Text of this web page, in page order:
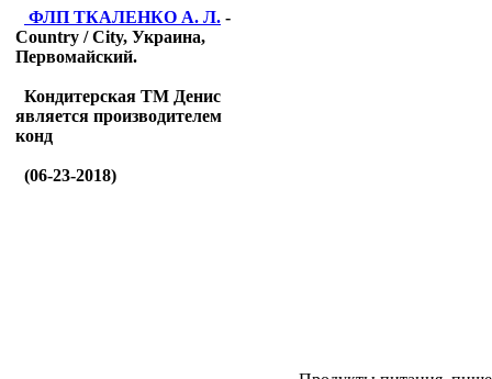
ФЛП ТКАЛЕНКО А. Л. -
Country / City, Украина,
Первомайский.
Кондитерская ТМ Денис
является производителем
конд
(06-23-2018)